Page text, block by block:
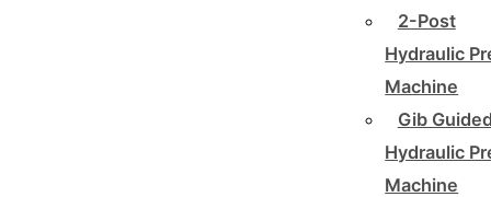
2-Post
Hydraulic
Machine
Gib
Hydraulic
Machine